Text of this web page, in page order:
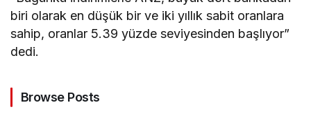
biri olarak en düşük bir ve iki yıllık sabit oranlara
sahip, oranlar 5.39 yüzde seviyesinden başlıyor”
dedi.
Browse Posts